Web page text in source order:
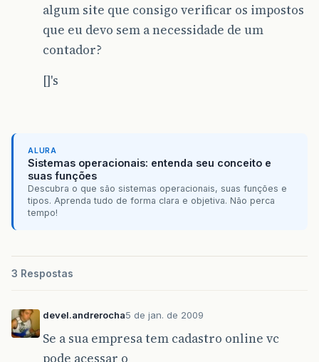
algum site que consigo verificar os impostos
que eu devo sem a necessidade de um
contador?
[]'s
ALURA
Sistemas operacionais: entenda seu conceito e
suas funções
Descubra o que são sistemas operacionais, suas funções e
tipos. Aprenda tudo de forma clara e objetiva. Não perca
tempo!
3 Respostas
devel.andrerocha5 de jan. de 2009
Se a sua empresa tem cadastro online vc
pode acessar o